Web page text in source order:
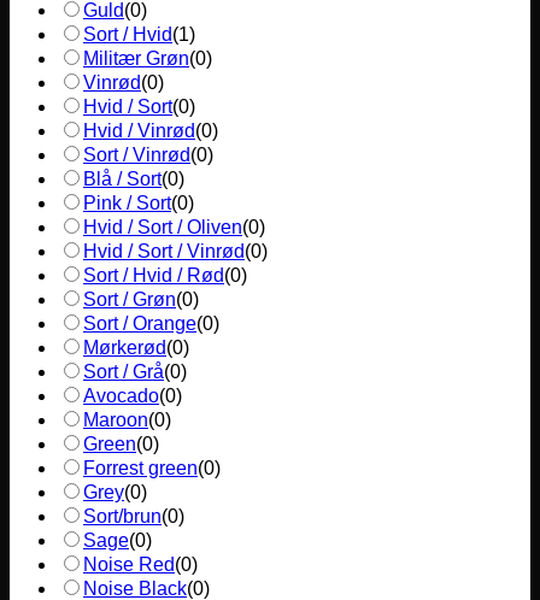
Guld(0)
Sort / Hvid(1)
Militær Grøn(0)
Vinrød(0)
Hvid / Sort(0)
Hvid / Vinrød(0)
Sort / Vinrød(0)
Blå / Sort(0)
Pink / Sort(0)
Hvid / Sort / Oliven(0)
Hvid / Sort / Vinrød(0)
Sort / Hvid / Rød(0)
Sort / Grøn(0)
Sort / Orange(0)
Mørkerød(0)
Sort / Grå(0)
Avocado(0)
Maroon(0)
Green(0)
Forrest green(0)
Grey(0)
Sort/brun(0)
Sage(0)
Noise Red(0)
Noise Black(0)